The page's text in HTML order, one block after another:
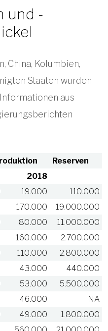
und -
China, Kolumbien,
Staaten wurden
aus
Reserven
2018
19.000
110.000
170.000
19.000.000
80.000
11.000.000
160.000
2.700.000
110.000
2.800.000
43.000
440.000
53.000
5.500.000
46.000
NA
49.000
1.800.000